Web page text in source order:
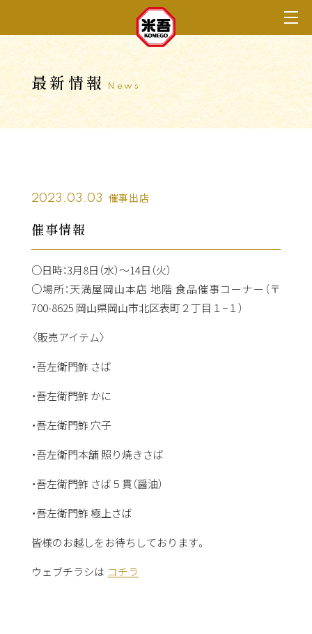
最新情報 News
2023.03.03 催事出店
催事情報
○日時：3月8日（水）〜14日（火）
○場所：天満屋岡山本店 地階 食品催事コーナー （〒
700-8625 岡山県岡山市北区表町２丁目１−１）
〈販売アイテム〉
・吾左衛門鮓 さば
・吾左衛門鮓 かに
・吾左衛門鮓 穴子
・吾左衛門本舗 照り焼きさば
・吾左衛門鮓 さば５貫（醤油）
・吾左衛門鮓 極上さば
皆様のお越しをお待ちしております。
ウェブチラシは コチラ